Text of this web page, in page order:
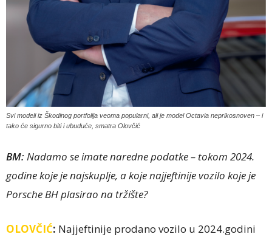
Svi modeli iz Škodinog portfolija veoma popularni, ali je model Octavia neprikosnoven – i
tako će sigurno biti i ubuduće, smatra Olovčić
BM: Nadamo se imate naredne podatke – tokom 2024.
godine koje je najskuplje, a koje najjeftinije vozilo koje je
Porsche BH plasirao na tržište?
OLOVČIĆ: Najjeftinije prodano vozilo u 2024.godini